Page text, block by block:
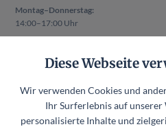
Montag–Donnerstag:
14:00–17:00 Uhr
vorheriger Absprache möglich.
Datenschutzerklärung
Diese Webseite
Wir verwenden Cookies und
Ihr Surferlebnis auf unserer
personalisierte Inhalte und